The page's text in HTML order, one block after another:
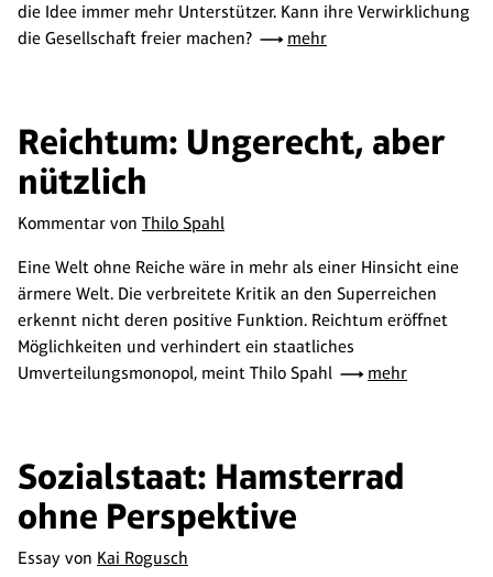
die Idee immer mehr Unterstützer. Kann ihre Verwirklichung
die Gesellschaft freier machen?
mehr
Reichtum: Ungerecht, aber
nützlich
Kommentar von Thilo Spahl
Eine Welt ohne Reiche wäre in mehr als einer Hinsicht eine
ärmere Welt. Die verbreitete Kritik an den Superreichen
erkennt nicht deren positive Funktion. Reichtum eröffnet
Möglichkeiten und verhindert ein staatliches
Umverteilungsmonopol, meint Thilo Spahl
mehr
Sozialstaat: Hamsterrad
ohne Perspektive
Essay von Kai Rogusch